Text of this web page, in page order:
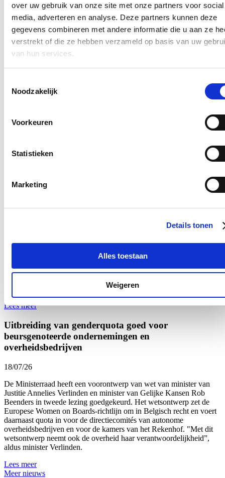
over uw gebruik van onze site met onze partners voor social
media, adverteren en analyse. Deze partners kunnen deze
gegevens combineren met andere informatie die u aan ze
verstrekt of die ze hebben verzameld op basis van uw
van hun services.
Noodzakelijk
Voorkeuren
Statistieken
Marketing
Details tonen
Alles toestaan
Weigeren
E-mailadres
Postcode
Ja, ik wens de nieuwsbrief van Annelies Verlinden te ontvangen op
bovenstaand mailadres*
Klikhierom de privacyvoorwaarden te raadplegen
21/07/26
Lees meer
Ik bracht een bezoek aan het mobiele forensische labo van het
Nationaal Instituut voor Criminalistiek en Criminologie
Tomorrowland. Al voor het derde jaar op rij analyseert het labo
Lees meer
Uitbreiding van genderquota goed voor
beursgenoteerde ondernemingen en
overheidsbedrijven
18/07/26
De Ministerraad heeft een voorontwerp van wet van minister van
Justitie Annelies Verlinden en minister van Gelijke Kansen Rob
Beenders in tweede lezing goedgekeurd. Het wetsontwerp zet de
Europese Women on Boards-richtlijn om in Belgisch recht en voert
daarnaast quota in voor de directiecomités van autonome
overheidsbedrijven en voor de kamers van het Rekenhof. "Met dit
wetsontwerp neemt ook de overheid haar verantwoordelijkheid”,
aldus minister Verlinden.
Lees meer
Meer nieuws